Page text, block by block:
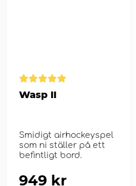
Wasp II
Smidigt airhockeyspel
som ni ställer på ett
befintligt bord.
949 kr